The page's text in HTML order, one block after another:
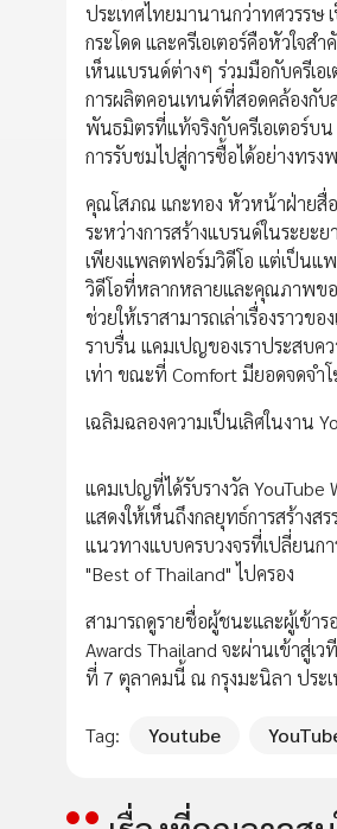
ประเทศไทยมานานกว่าทศวรรษ
กระโดด และครีเอเตอร์คือหัวใจ
เห็นแบรนด์ต่างๆ ร่วมมือกับครีเอ
การผลิตคอนเทนต์ที่สอดคล้องกับ
พันธมิตรที่แท้จริงกับครีเอเตอร์บ
การรับชมไปสู่การซื้อได้อย่างทรง
คุณโสภณ แกะทอง หัวหน้าฝ่ายสื่อ
ระหว่างการสร้างแบรนด์ในระย
เพียงแพลตฟอร์มวิดีโอ แต่เป็นแ
วิดีโอที่หลากหลายและคุณภาพขอ
ช่วยให้เราสามารถเล่าเรื่องราว
ราบรื่น แคมเปญของเราประสบค
เท่า ขณะที่ Comfort มียอดจดจำ
เฉลิมฉลองความเป็นเลิศในงาน
แคมเปญที่ได้รับรางวัล YouTube
แสดงให้เห็นถึงกลยุทธ์การสร้างส
แนวทางแบบครบวงจรที่เปลี่ยนก
"Best of Thailand" ไปครอง
สามารถดูรายชื่อผู้ชนะและผู้เข้า
Awards Thailand จะผ่านเข้าสู่เ
ที่ 7 ตุลาคมนี้ ณ กรุงมะนิลา ปร
Tag: Youtube